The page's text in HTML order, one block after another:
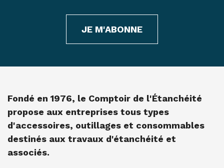
JE M'ABONNE
Fondé en 1976, le Comptoir de l'Étanchéité
propose aux entreprises tous types
d'accessoires, outillages et consommables
destinés aux travaux d'étanchéité et
associés.